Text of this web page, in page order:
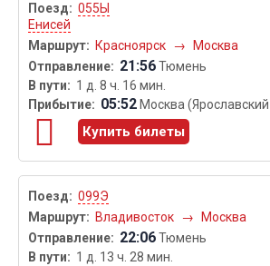
055Ы
Енисей
Красноярск
→ Москва
21:56Тюмень
1 д. 8 ч. 16 мин.
05:52 Москва
Купить билеты
099Э
Владивосток
→ Москва
22:06Тюмень
1 д. 13 ч. 28 мин.